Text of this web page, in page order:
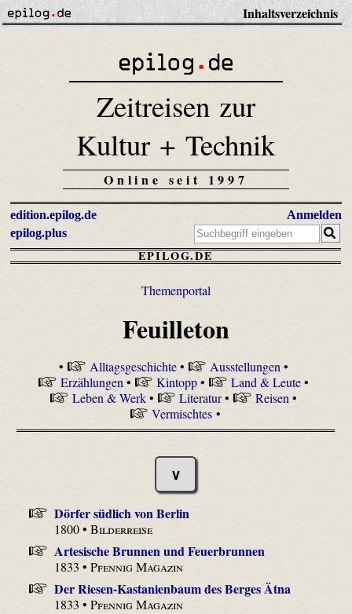
Inhaltsverzeichnis
Zeitreisen zur
Kultur + Technik
Online seit 1997
edition.epilog.de
epilog.plus
Anmelden
EPILOG.DE
Themenportal
Feuilleton
• Alltagsgeschichte• Ausstellungen •
Erzählungen • Kintopp• Land & Leute•
Leben & Werk• Literatur• Reisen •
Vermischtes •
∨
Dörfer südlich von Berlin
1800 •Bilderreise
Artesische Brunnen und Feuerbrunnen
1833 •Pfennig Magazin
Der Riesen-Kastanienbaum des Berges Ätna
1833 •Pfennig Magazin